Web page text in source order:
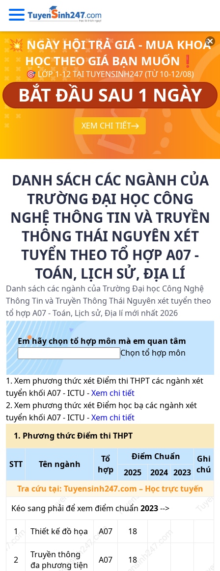
💥 NGÀY HỘI TRẢ GIÁ - MUA KHOÁ
HỌC THEO GIÁ BẠN MUỐN❗
🎯 LỚP 1-12 TẠI TUYENSINH247 (TỪ 10-12/08)
BẮT ĐẦU SAU 1 NGÀY
XEM CHI TIẾT
DANH SÁCH CÁC NGÀNH CỦA
TRƯỜNG ĐẠI HỌC CÔNG
NGHỆ THÔNG TIN VÀ TRUYỀN
THÔNG THÁI NGUYÊN XÉT
TUYỂN THEO TỔ HỢP A07 -
TOÁN, LỊCH SỬ, ĐỊA LÍ
Danh sách các ngành của Trường Đại học Công Nghệ
Thông Tin và Truyền Thông Thái Nguyên xét tuyển theo
tổ hợp A07 - Toán, Lịch sử, Địa lí mới nhất 2026
Em hãy chọn tổ hợp môn mà em quan tâm
Chọn tổ hợp môn
1. Xem phương thức xétĐiểm thi THPTcác ngành xét
tuyển khối A07-ICTU -Xem chi tiết
2. Xem phương thức xétĐiểm học bạ các ngành xét
tuyển khối A07-ICTU -Xem chi tiết
1. Phương thứcĐiểm thi THPT
STT Tên ngành
Tổ
hợp
Điểm Chuẩn
Ghi
chú
2025 2024 2023
Tra cứu tại: Tuyensinh247.com – Học trực tuyến
Kéo sang phải để xem điểm chuẩn 2023-->
1 Thiết kế đồ họa A07 18
2
Truyền thông
đa phương tiện
A07 18